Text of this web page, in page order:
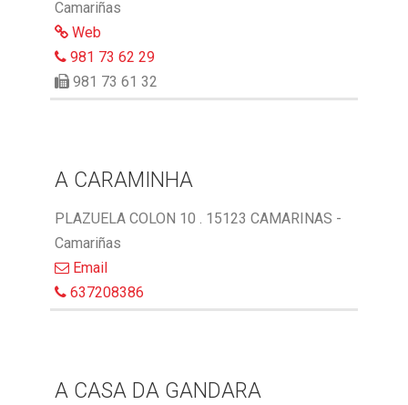
Camariñas
Web
981 73 62 29
981 73 61 32
A CARAMINHA
PLAZUELA COLON 10 . 15123 CAMARINAS -
Camariñas
Email
637208386
A CASA DA GANDARA